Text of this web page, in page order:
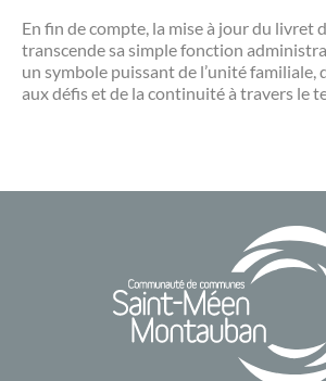
En fin de compte, la mise à jour du livret
transcende sa simple fonction
un symbole puissant de l’unité familiale,
aux défis et de la continuité à travers le